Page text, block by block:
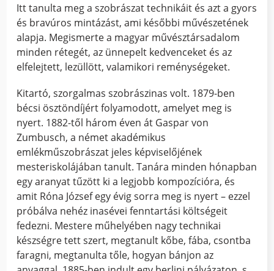
Itt tanulta meg a szobrászat technikáit és azt a gyors
és bravúros mintázást, ami későbbi művészetének
alapja. Megismerte a magyar művésztársadalom
minden rétegét, az ünnepelt kedvenceket és az
elfelejtett, lezüllött, valamikori reménységeket.
Kitartó, szorgalmas szobrászinas volt. 1879-ben
bécsi ösztöndíjért folyamodott, amelyet meg is
nyert. 1882-től három éven át Gaspar von
Zumbusch, a német akadémikus
emlékműszobrászat jeles képviselőjének
mesteriskolájában tanult. Tanára minden hónapban
egy aranyat tűzött ki a legjobb kompozícióra, és
amit Róna József egy évig sorra meg is nyert – ezzel
próbálva nehéz inasévei fenntartási költségeit
fedezni. Mestere műhelyében nagy technikai
készségre tett szert, megtanult kőbe, fába, csontba
faragni, megtanulta tőle, hogyan bánjon az